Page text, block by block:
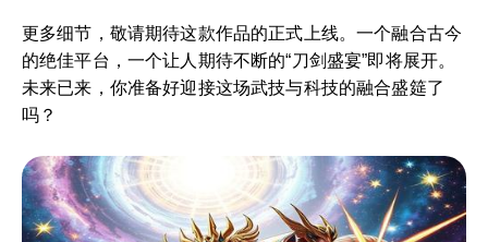
更多细节，敬请期待这款作品的正式上线。一个融合古今
的绝佳平台，一个让人期待不断的“刀剑盛宴”即将展开。
未来已来，你准备好迎接这场武技与科技的融合盛筵了
吗？